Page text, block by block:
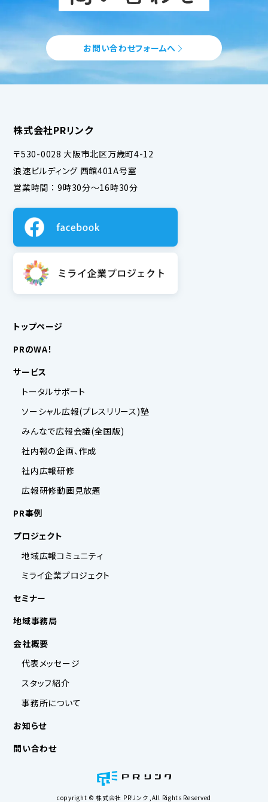
お問い合わせフォームへ
株式会社PRリンク
〒530-0028 大阪市北区万歳町4-12
浪速ビルディング 西館401A号室
営業時間 ： 9時30分～16時30分
トップページ
PRのWA！
サービス
トータルサポート
ソーシャル広報(プレスリリース)塾
みんなで広報会議(全国版)
社内報の企画、作成
社内広報研修
広報研修動画見放題
PR事例
プロジェクト
地域広報コミュニティ
ミライ企業プロジェクト
セミナー
地域事務局
会社概要
代表メッセージ
スタッフ紹介
事務所について
お知らせ
問い合わせ
copyright © 株式会社 PRリンク ,All Rights Reserved